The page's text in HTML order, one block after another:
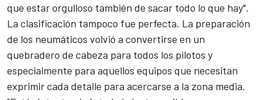
que estar orgulloso también de sacar todo lo que hay".
La clasificación tampoco fue perfecta. La preparación
de los neumáticos volvió a convertirse en un
quebradero de cabeza para todos los pilotos y
especialmente para aquellos equipos que necesitan
exprimir cada detalle para acercarse a la zona media.